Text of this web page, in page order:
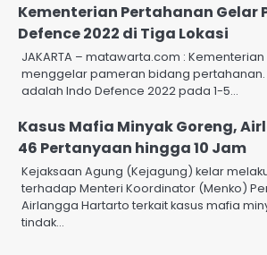
Kementerian Pertahanan Gelar
Defence 2022 di Tiga Lokasi
JAKARTA – matawarta.com :
menggelar pameran bidang pertahanan.
adalah Indo Defence 2022 pada 1-5…
Kasus Mafia Minyak Goreng,
46 Pertanyaan hingga 10 Jam
Kejaksaan Agung (Kejagung) kelar
terhadap Menteri Koordinator (Menko)
Airlangga Hartarto terkait kasus mafia
tindak…